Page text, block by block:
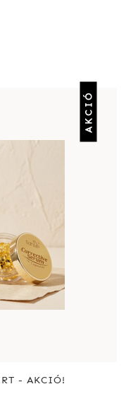
AKCIÓ
- AKCIÓ!